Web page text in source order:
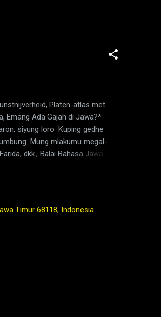
Platen-atlas met
Emang Ada Gajah di Jawa?*
siyung loro Kuping gedhe
Mung mlakumu megal-
dkk., Balai Bahasa Jawa
bahwa gajah di Jawa masa itu
Timur 68118, Indonesia